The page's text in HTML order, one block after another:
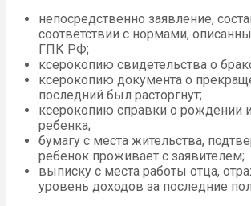
непосредственно заявление,
соответствии с нормами,
ГПК РФ;
ксерокопию свидетельства о
ксерокопию документа о
последний был расторгнут;
ксерокопию справки о рождении
ребенка;
бумагу с места жительства,
ребенок проживает с заявителем;
выписку с места работы отца,
уровень доходов за последние